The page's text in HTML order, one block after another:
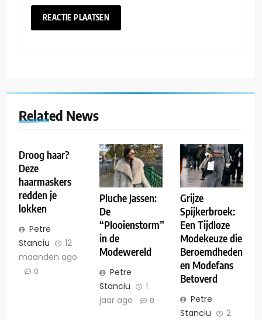
Related News
Droog haar?
Deze
haarmaskers
redden je
lokken
Petre
Stanciu
12
maanden ago
0
Pluche Jassen:
De
“Plooienstorm”
in de
Modewereld
Petre
Stanciu
1
jaar ago
0
Grijze
Spijkerbroek:
Een Tijdloze
Modekeuze die
Beroemdheden
en Modefans
Betoverd
Petre
Stanciu
2